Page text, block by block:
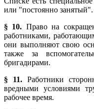
или "постоянно занятый".
§ 10. Право на
работниками,
они выполняют свою
также за
бригадирами.
§ 11. Работники
вредными условиями
рабочее время.